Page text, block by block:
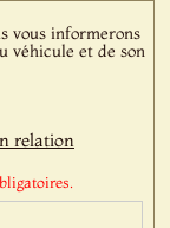
vous informerons
véhicule et de son
relation